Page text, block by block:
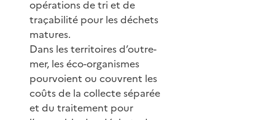
opérations de tri et de
traçabilité pour les déchets
matures.
Dans les territoires d’outre-
mer, les éco-organismes
pourvoient ou couvrent les
coûts de la collecte séparée
et du traitement pour